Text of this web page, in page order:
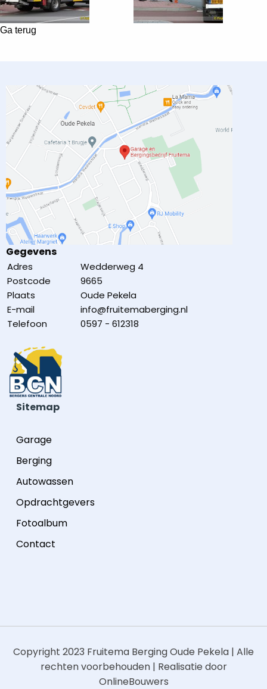
Ga terug
Gegevens
Adres
Wedderweg 4
Postcode
9665
Plaats
Oude Pekela
E-mail
info@fruitemaberging.nl
Telefoon
0597 - 612318
Sitemap
Garage
Berging
Autowassen
Opdrachtgevers
Fotoalbum
Contact
Copyright 2023 Fruitema Berging Oude Pekela | Alle
rechten voorbehouden | Realisatie door
OnlineBouwers